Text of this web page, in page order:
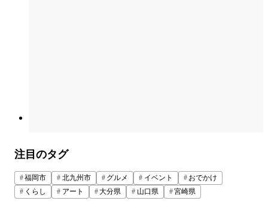
注目のタグ
福岡市 北九州市 グルメ イベント
おでかけ
くらし
アート 大分県 山口県 宮崎県